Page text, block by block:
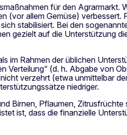
für den Agrarmarkt.
(vor allem Gemüse) verbessert.
stabilisiert. Bei den
gezielt auf die Unterstützung
im Rahmen der üblichen
Verteilung“ (d. h. Abgabe von
verzehrt (etwa unmittelbar
niedriger.
Birnen, Pflaumen,
ist, dass die finanzielle